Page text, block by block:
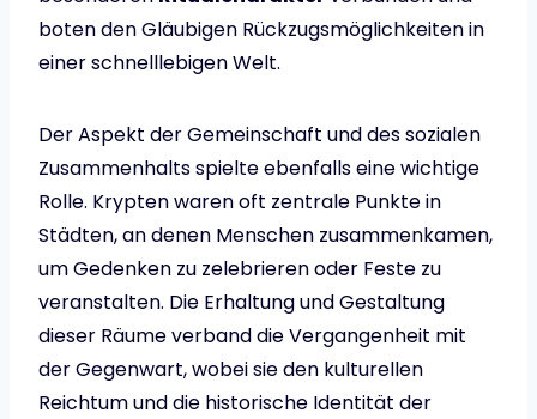
boten den Gläubigen Rückzugsmöglichkeiten in
einer schnelllebigen Welt.
Der Aspekt der Gemeinschaft und des sozialen
Zusammenhalts spielte ebenfalls eine wichtige
Rolle. Krypten waren oft zentrale Punkte in
Städten, an denen Menschen zusammenkamen,
um Gedenken zu zelebrieren oder Feste zu
veranstalten. Die Erhaltung und Gestaltung
dieser Räume verband die Vergangenheit mit
der Gegenwart, wobei sie den kulturellen
Reichtum und die historische Identität der